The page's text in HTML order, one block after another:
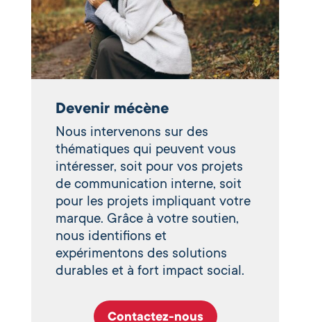
Devenir mécène
Nous intervenons sur des
thématiques qui peuvent vous
intéresser, soit pour vos projets
de communication interne, soit
pour les projets impliquant votre
marque. Grâce à votre soutien,
nous identifions et
expérimentons des solutions
durables et à fort impact social.
Contactez-nous